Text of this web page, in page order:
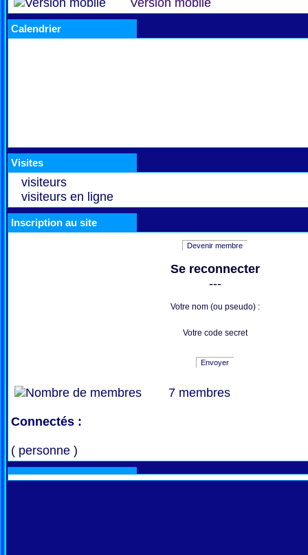
Version mobile
Calendrier
Visites
visiteurs
visiteurs en ligne
Inscription au site
Devenir membre
Se reconnecter
---
Votre nom (ou pseudo) :
Votre code secret
Envoyer
7 membres
Connectés :
( personne )